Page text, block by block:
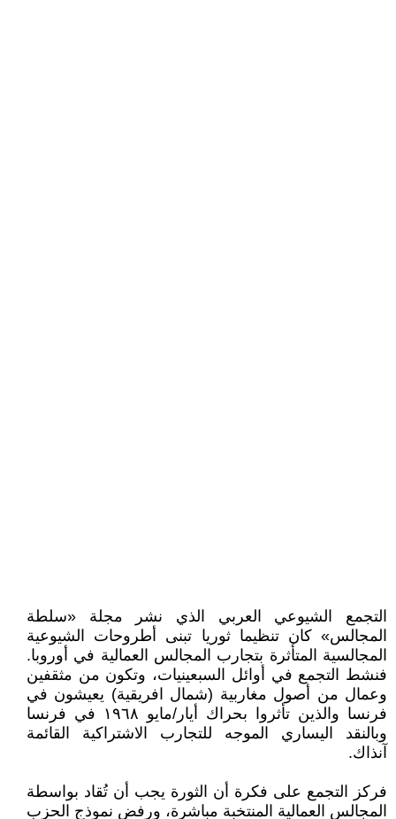
التجمع الشيوعي العربي الذي نشر مجلة «سلطة
المجالس» كان تنظيما ثوريا تبنى أطروحات الشيوعية
المجالسية المتأثرة بتجارب المجالس العمالية في أوروبا.
فنشط التجمع في أوائل السبعينيات، وتكون من مثقفين
وعمال من أصول مغاربية (شمال افريقية) يعيشون في
فرنسا والذين تأثروا بحراك أيار/مايو ١٩٦٨ في فرنسا
وبالنقد اليساري الموجه للتجارب الاشتراكية القائمة
آنذاك.
فركز التجمع على فكرة أن الثورة يجب أن تُقاد بواسطة
المجالس العمالية المنتخبة مباشرة، ورفض نموذج الحزب